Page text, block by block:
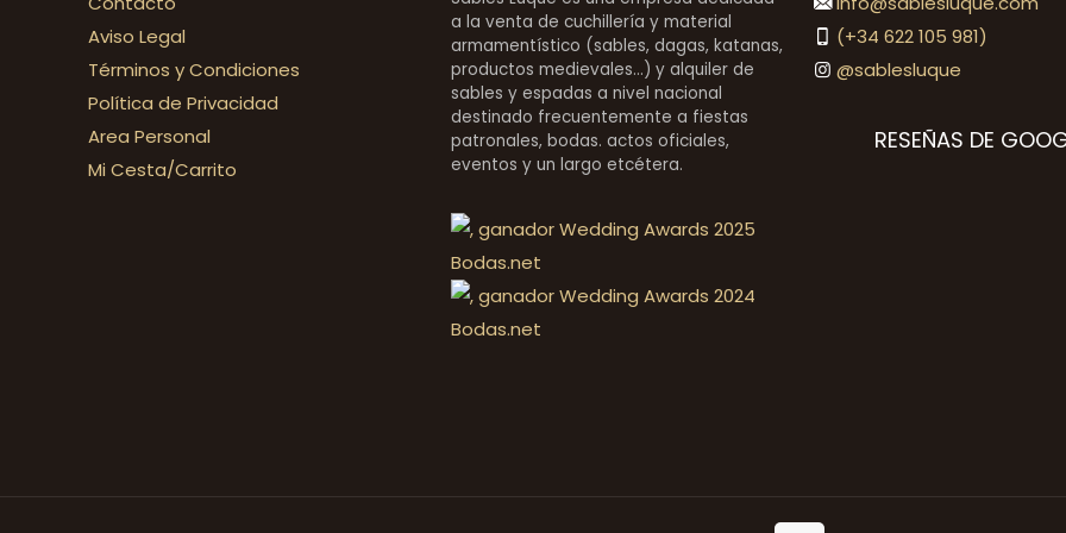
Aviso Legal
Términos y Condiciones
Política de Privacidad
Area Personal
Mi Cesta/Carrito
a la venta de cuchillería y material
armamentístico (sables, dagas, katanas,
productos medievales...) y alquiler de
sables y espadas a nivel nacional
destinado frecuentemente a fiestas
patronales, bodas. actos oficiales,
eventos y un largo etcétera.
(+34 622 105 981)
@sablesluque
RESEÑAS DE